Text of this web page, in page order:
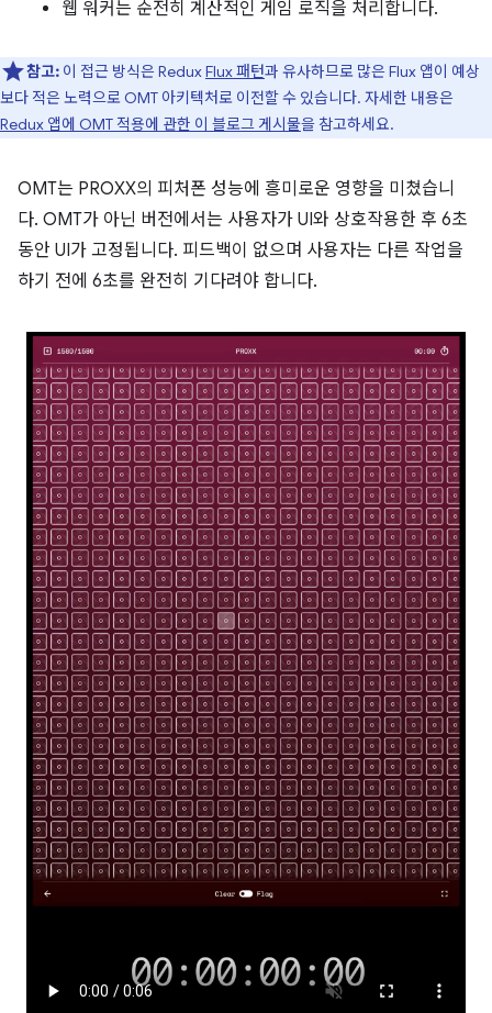
웹 워커는 순전히 계산적인 게임 로직을 처리합니다.
참고: 이 접근 방식은 ReduxFlux 패턴과 유사하므로 많은 Flux 앱이 예상
보다 적은 노력으로 OMT 아키텍처로 이전할 수 있습니다. 자세한 내용은
Redux 앱에 OMT 적용에 관한 이 블로그 게시물을 참고하세요.
OMT는 PROXX의 피처폰 성능에 흥미로운 영향을 미쳤습니
다. OMT가 아닌 버전에서는 사용자가 UI와 상호작용한 후 6초
동안 UI가 고정됩니다. 피드백이 없으며 사용자는 다른 작업을
하기 전에 6초를 완전히 기다려야 합니다.